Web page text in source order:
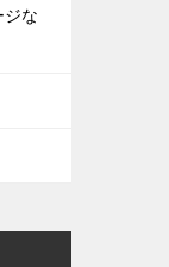
ジな